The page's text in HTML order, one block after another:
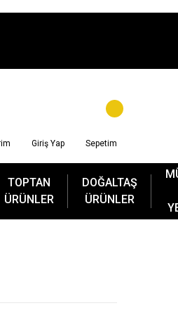
Giriş Yap Sepetim
TOPTAN
ÜRÜNLER
DOĞALTAŞ
ÜRÜNLER